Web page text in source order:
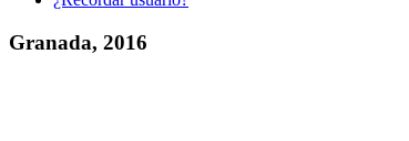
Granada, 2016